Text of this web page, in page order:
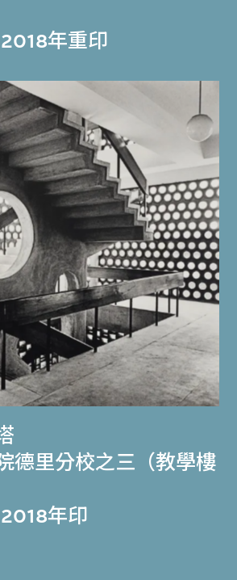
年重印
德里分校之三（教學樓
年印